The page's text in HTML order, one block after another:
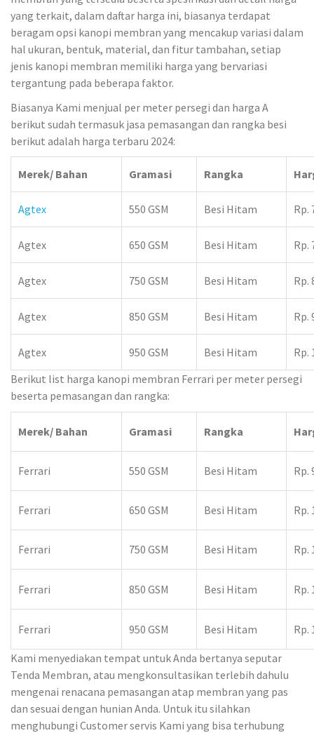
yang terkait, dalam daftar harga ini, biasanya terdapat
beragam opsi kanopi membran yang mencakup variasi dalam
hal ukuran, bentuk, material, dan fitur tambahan, setiap
jenis kanopi membran memiliki harga yang bervariasi
tergantung pada beberapa faktor.
Biasanya Kami menjual per meter persegi dan harga A
berikut sudah termasuk jasa pemasangan dan rangka besi
berikut adalah harga terbaru 2024:
Merek/ Bahan Gramasi Rangka
Agtex 550 GSM Besi Hitam Rp.
Agtex 650 GSM Besi Hitam Rp.
Agtex 750 GSM Besi Hitam Rp.
Agtex 850 GSM Besi Hitam Rp.
Agtex 950 GSM Besi Hitam
Rp.
Berikut list harga kanopi membran Ferrari per meter persegi
beserta pemasangan dan rangka:
Merek/ Bahan Gramasi Rangka
Ferrari 550 GSM Besi Hitam Rp.
Ferrari 650 GSM Besi Hitam Rp.
Ferrari 750 GSM Besi Hitam Rp.
Ferrari 850 GSM Besi Hitam Rp.
Ferrari 950 GSM Besi Hitam Rp.
Kami menyediakan tempat untuk Anda bertanya seputar
Tenda Membran, atau mengkonsultasikan terlebih dahulu
mengenai renacana pemasangan atap membran yang pas
dan sesuai dengan hunian Anda. Untuk itu silahkan
menghubungi Customer servis Kami yang bisa terhubung